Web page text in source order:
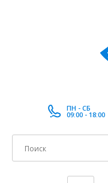
ПН - СБ
09:00 - 18:00